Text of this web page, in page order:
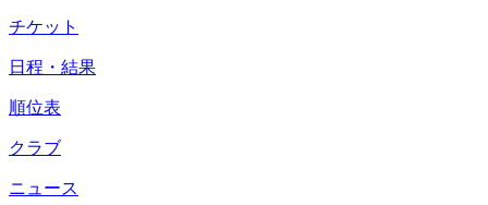
チケット
日程・結果
順位表
クラブ
ニュース